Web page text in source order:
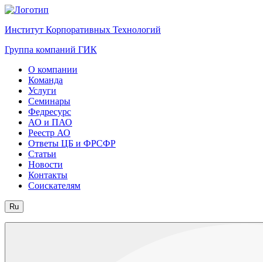
Институт Корпоративных Технологий
Группа компаний ГИК
О компании
Команда
Услуги
Семинары
Федресурс
АО и ПАО
Реестр АО
Ответы ЦБ и ФРСФР
Статьи
Новости
Контакты
Соискателям
Ru